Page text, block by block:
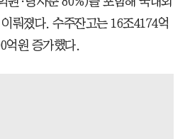
뤄졌다. 수주잔고는 16조4174억
억원 증가했다.